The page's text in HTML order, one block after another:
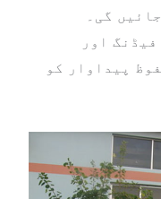
گی۔
اور
پیداوار کو